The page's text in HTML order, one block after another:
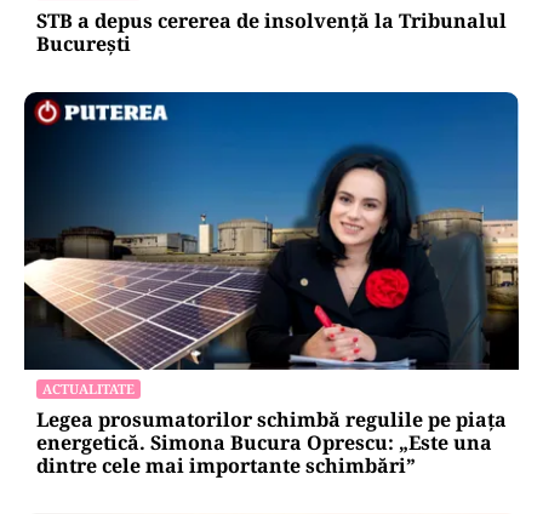
STB a depus cererea de insolvență la Tribunalul
București
ACTUALITATE
Legea prosumatorilor schimbă regulile pe piața
energetică. Simona Bucura Oprescu: „Este una
dintre cele mai importante schimbări”